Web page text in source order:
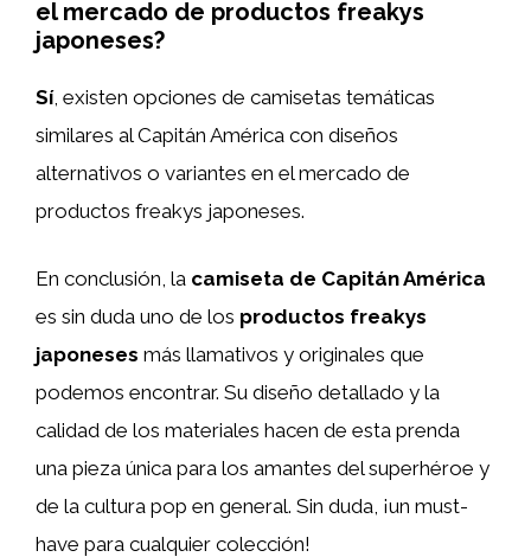
el mercado de productos freakys
japoneses?
Sí, existen opciones de camisetas temáticas
similares al Capitán América con diseños
alternativos o variantes en el mercado de
productos freakys japoneses.
En conclusión, la camiseta de Capitán América
es sin duda uno de los productos freakys
japoneses más llamativos y originales que
podemos encontrar. Su diseño detallado y la
calidad de los materiales hacen de esta prenda
una pieza única para los amantes del superhéroe y
de la cultura pop en general. Sin duda, ¡un must-
have para cualquier colección!